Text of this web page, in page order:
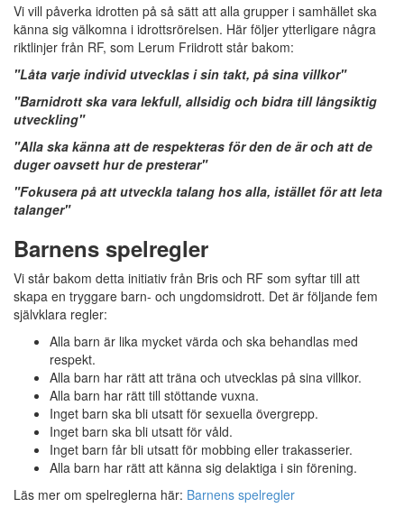
Vi vill påverka idrotten på så sätt att alla grupper i samhället ska
känna sig välkomna i idrottsrörelsen. Här följer ytterligare några
riktlinjer från RF, som Lerum Friidrott står bakom:
"Låta varje individ utvecklas i sin takt, på sina villkor"
"Barnidrott ska vara lekfull, allsidig och bidra till långsiktig
utveckling"
"Alla ska känna att de respekteras för den de är och att de
duger oavsett hur de presterar"
"Fokusera på att utveckla talang hos alla, istället för att leta
talanger"
Barnens spelregler
Vi står bakom detta initiativ från Bris och RF som syftar till att
skapa en tryggare barn- och ungdomsidrott. Det är följande fem
självklara regler:
Alla barn är lika mycket värda och ska behandlas med
respekt.
Alla barn har rätt att träna och utvecklas på sina villkor.
Alla barn har rätt till stöttande vuxna.
Inget barn ska bli utsatt för sexuella övergrepp.
Inget barn ska bli utsatt för våld.
Inget barn får bli utsatt för mobbing eller trakasserier.
Alla barn har rätt att känna sig delaktiga i sin förening.
Läs mer om spelreglerna här: Barnens spelregler